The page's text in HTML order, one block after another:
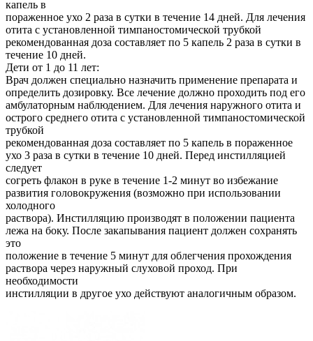
капель в
пораженное ухо 2 раза в сутки в течение 14 дней. Для лечения
отита с установленной тимпаностомической трубкой
рекомендованная доза составляет по 5 капель 2 раза в сутки в
течение 10 дней.
Дети от 1 до 11 лет:
Врач должен специально назначить применение препарата и
определить дозировку. Все лечение должно проходить под его
амбулаторным наблюдением. Для лечения наружного отита и
острого среднего отита с установленной тимпаностомической
трубкой
рекомендованная доза составляет по 5 капель в пораженное
ухо 3 раза в сутки в течение 10 дней. Перед инстилляцией
следует
согреть флакон в руке в течение 1-2 минут во избежание
развития головокружения (возможно при использовании
холодного
раствора). Инстилляцию производят в положении пациента
лежа на боку. После закапывания пациент должен сохранять
это
положение в течение 5 минут для облегчения прохождения
раствора через наружный слуховой проход. При
необходимости
инстилляции в другое ухо действуют аналогичным образом.